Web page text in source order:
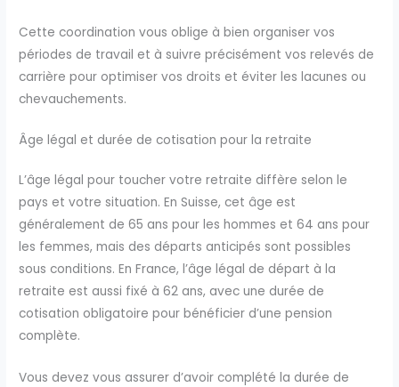
Cette coordination vous oblige à bien organiser vos
périodes de travail et à suivre précisément vos relevés de
carrière pour optimiser vos droits et éviter les lacunes ou
chevauchements.
Âge légal et durée de cotisation pour la retraite
L’âge légal pour toucher votre retraite diffère selon le
pays et votre situation. En Suisse, cet âge est
généralement de 65 ans pour les hommes et 64 ans pour
les femmes, mais des départs anticipés sont possibles
sous conditions. En France, l’âge légal de départ à la
retraite est aussi fixé à 62 ans, avec une durée de
cotisation obligatoire pour bénéficier d’une pension
complète.
Vous devez vous assurer d’avoir complété la durée de